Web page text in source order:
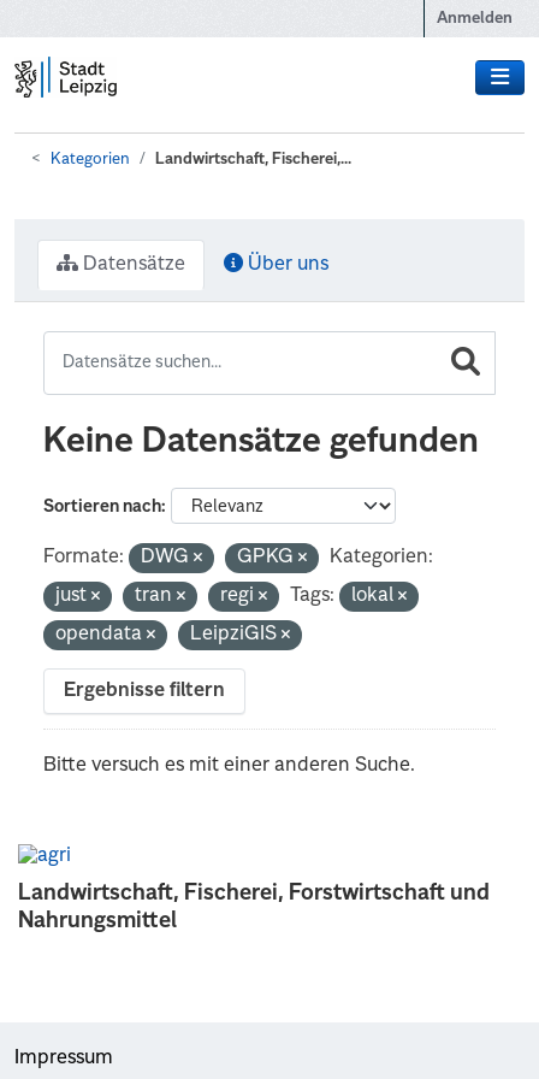
Anmelden
Kategorien Landwirtschaft, Fischerei,...
Landwirtschaft, Fischerei, Forstwirtschaft und
Nahrungsmittel
Datensätze Über uns
Keine Datensätze gefunden
Sortieren nach
Formate: DWG GPKG
Kategorien:
just
tran regi Tags:
lokal
opendata
LeipziGIS
Ergebnisse filtern
Bitte versuch es mit einer anderen Suche.
Impressum